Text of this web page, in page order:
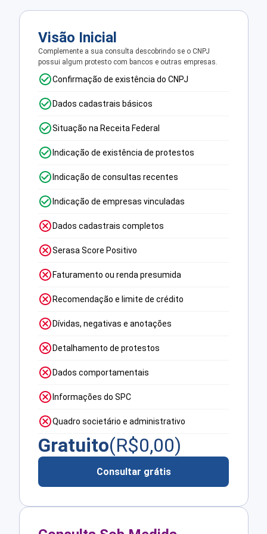
Visão Inicial
Complemente a sua consulta descobrindo se o CNPJ
possui algum protesto com bancos e outras empresas.
Confirmação de existência do CNPJ
Dados cadastrais básicos
Situação na Receita Federal
Indicação de existência de protestos
Indicação de consultas recentes
Indicação de empresas vinculadas
Dados cadastrais completos
Serasa Score Positivo
Faturamento ou renda presumida
Recomendação e limite de crédito
Dívidas, negativas e anotações
Detalhamento de protestos
Dados comportamentais
Informações do SPC
Quadro societário e administrativo
Gratuito(R$0,00)
Consultar grátis